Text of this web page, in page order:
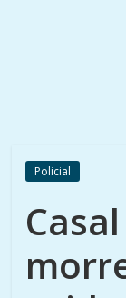
Policial